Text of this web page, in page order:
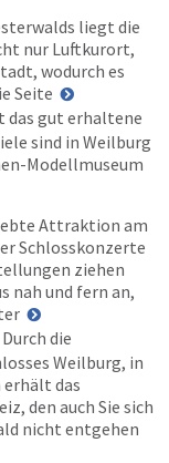
liegt die
nur Luftkurort,
wodurch es
Seite
gut erhaltene
sind in Weilburg
Modellmuseum
Attraktion am
Schlosskonzerte
ziehen
nah und fern an,
Durch die
Weilburg, in
erhält das
den auch Sie sich
nicht entgehen